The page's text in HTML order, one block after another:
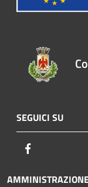
SEGUICI SU